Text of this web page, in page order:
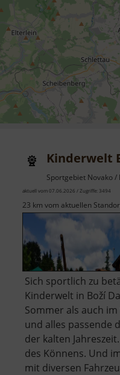
Kinderwelt
Sportgebiet Novako
aktuell vom 07.06.2026 / Zugriffe: 3494
23 km vom aktuellen
Sich sportlich zu
Kinderwelt in Boží
Sommer als auch
und alles passende
der kalten
des Könnens. Und
mit diversen